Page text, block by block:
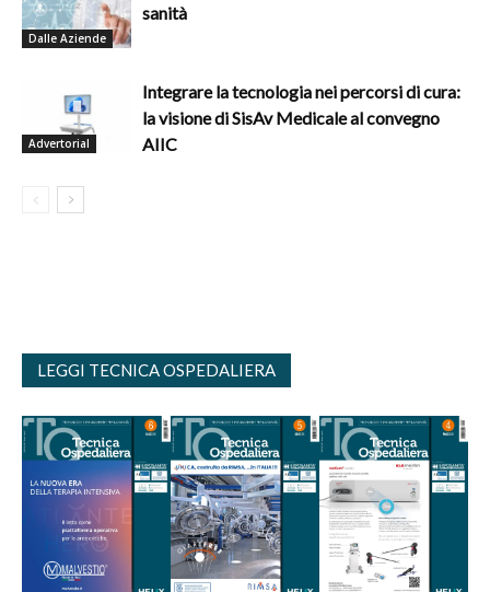
Dalle Aziende
sanità
Advertorial
Integrare la tecnologia nei percorsi di cura:
la visione di SisAv Medicale al convegno
AIIC
LEGGI TECNICA OSPEDALIERA